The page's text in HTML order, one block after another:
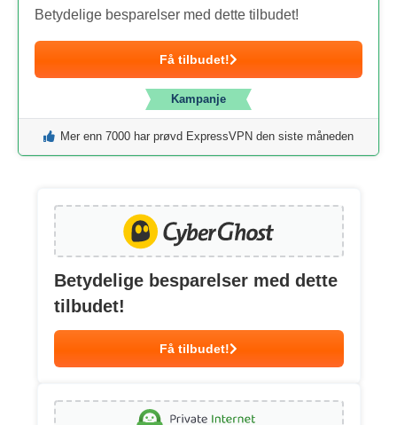
Betydelige besparelser med dette tilbudet!
Få tilbudet!
Kampanje
Mer enn 7000 har prøvd ExpressVPN den siste måneden
Betydelige besparelser med dette
tilbudet!
Få tilbudet!